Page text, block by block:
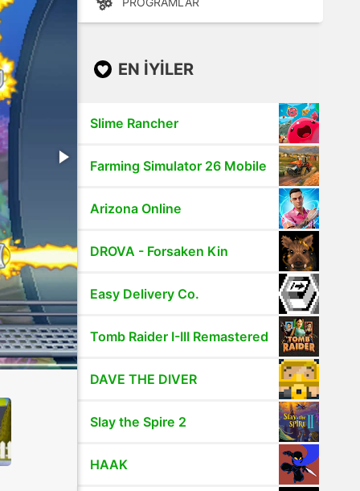
EN IYILER
Slime Rancher
Farming Simulator 26 Mobile
Arizona Online
DROVA - Forsaken Kin
Easy Delivery Co.
Tomb Raider I-III Remastered
DAVE THE DIVER
Slay the Spire 2
HAAK